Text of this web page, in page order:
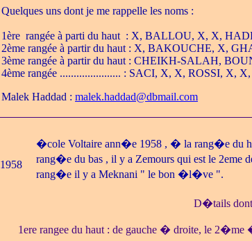
Quelques uns dont je me rappelle les noms :
1ère rangée à parti du haut : X, BALLOU, X, X,
2ème rangée à partir du haut : X, BAKOUCHE, X,
3ème rangée à partir du haut : CHEIKH-SALAH,
4ème rangée ...................... : SACI, X, X, ROSSI, X,
Malek Haddad : malek.haddad@dbmail.com
1958
�cole Voltaire ann�e 1958 , � la rang�e du
rang�e du bas , il y a Zemours qui est le 2eme
rang�e il y a Meknani " le bon �l�ve ".
D�tails dont
1ere rangee du haut : de gauche � droite, le